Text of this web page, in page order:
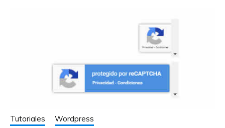
Tutoriales Wordpress